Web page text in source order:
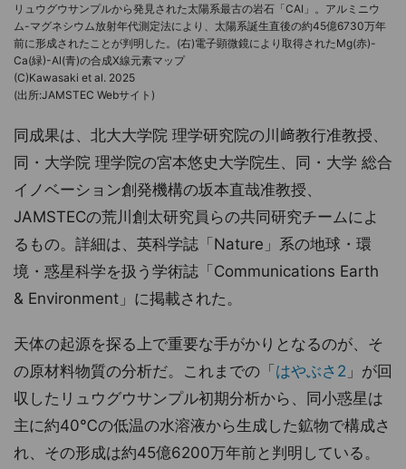
リュウグウサンプルから発見された太陽系最古の岩石「CAI」。アルミニウ
ム-マグネシウム放射年代測定法により、太陽系誕生直後の約45億6730万年
前に形成されたことが判明した。(右)電子顕微鏡により取得されたMg(赤)-
Ca(緑)-Al(青)の合成X線元素マップ
(C)Kawasaki et al. 2025
(出所:JAMSTEC Webサイト)
同成果は、北大大学院 理学研究院の川﨑教行准教授、
同・大学院 理学院の宮本悠史大学院生、同・大学 総合
イノベーション創発機構の坂本直哉准教授、
JAMSTECの荒川創太研究員らの共同研究チームによ
るもの。詳細は、英科学誌「Nature」系の地球・環
境・惑星科学を扱う学術誌「Communications Earth
& Environment」に掲載された。
天体の起源を探る上で重要な手がかりとなるのが、そ
の原材料物質の分析だ。これまでの「 はやぶさ2 」が回
収したリュウグウサンプル初期分析から、同小惑星は
主に約40℃の低温の水溶液から生成した鉱物で構成さ
れ、その形成は約45億6200万年前と判明している。